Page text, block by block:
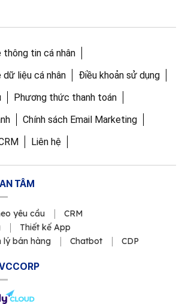
thông tin cá nhân
dữ liệu cá nhân
Điều khoản sử dụng
Phương thức thanh toán
Chính sách Email Marketing
Liên hệ
TÂM
yêu cầu
CRM
Thiết kế App
lý bán hàng
Chatbot CDP